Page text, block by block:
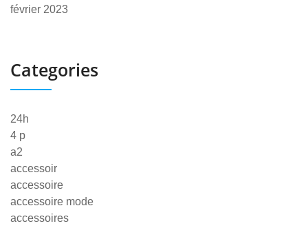
février 2023
Categories
24h
4 p
a2
accessoir
accessoire
accessoire mode
accessoires